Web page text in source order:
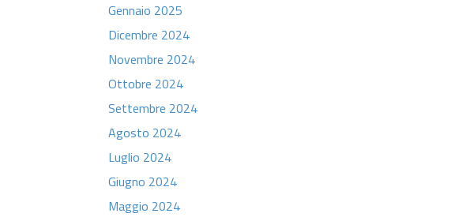
Gennaio 2025
Dicembre 2024
Novembre 2024
Ottobre 2024
Settembre 2024
Agosto 2024
Luglio 2024
Giugno 2024
Maggio 2024